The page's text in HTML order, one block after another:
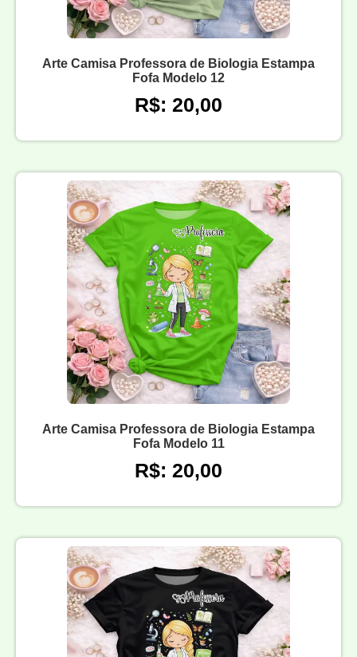
Arte Camisa Professora de Biologia Estampa
Fofa Modelo 12
R$: 20,00
Arte Camisa Professora de Biologia Estampa
Fofa Modelo 11
R$: 20,00